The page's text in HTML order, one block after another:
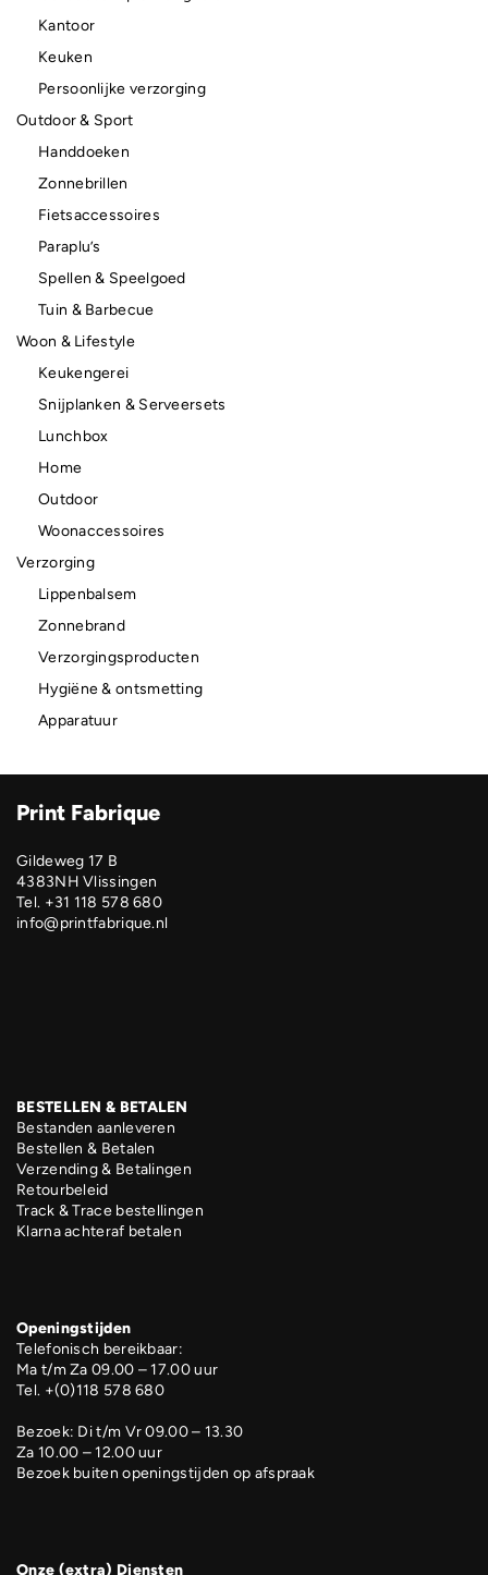
Kantoor
Keuken
Persoonlijke verzorging
Outdoor & Sport
Handdoeken
Zonnebrillen
Fietsaccessoires
Paraplu’s
Spellen & Speelgoed
Tuin & Barbecue
Woon & Lifestyle
Keukengerei
Snijplanken & Serveersets
Lunchbox
Home
Outdoor
Woonaccessoires
Verzorging
Lippenbalsem
Zonnebrand
Verzorgingsproducten
Hygiëne & ontsmetting
Apparatuur
Print Fabrique
Gildeweg 17 B
4383NH Vlissingen
Tel. +31 118 578 680
info@printfabrique.nl
BESTELLEN & BETALEN
Bestanden aanleveren
Bestellen & Betalen
Verzending & Betalingen
Retourbeleid
Track & Trace bestellingen
Klarna achteraf betalen
Openingstijden
Telefonisch bereikbaar:
Ma t/m Za 09.00 – 17.00 uur
Tel. +(0)118 578 680
Bezoek: Di t/m Vr 09.00 – 13.30
Za 10.00 – 12.00 uur
Bezoek buiten openingstijden op afspraak
Onze (extra) Diensten